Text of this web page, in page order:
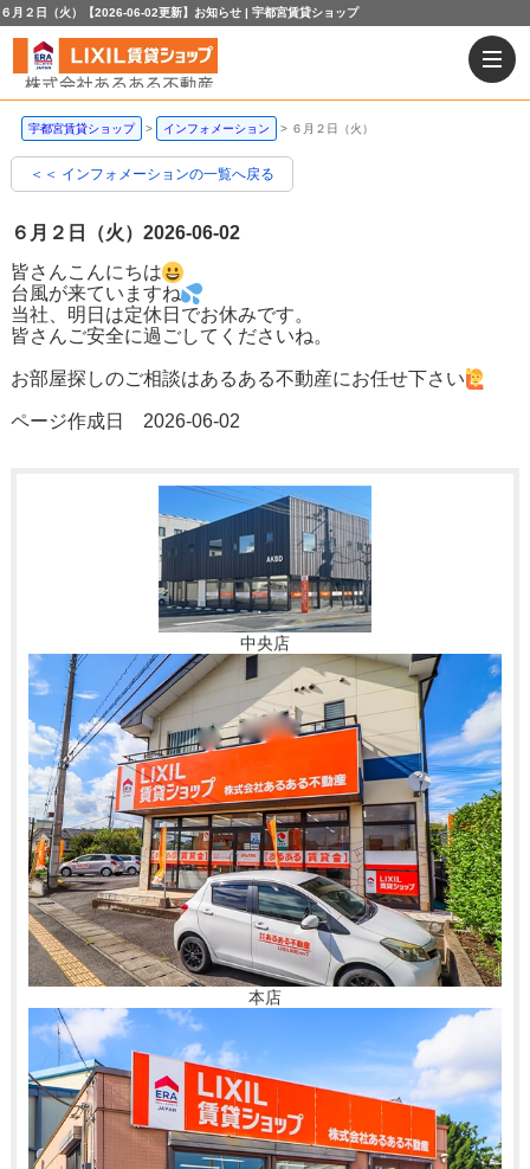
６月２日（火）【2026-06-02更新】お知らせ | 宇都宮賃貸ショップ
宇都宮賃貸ショップ インフォメーション ６月２日（火）
＜＜ インフォメーションの一覧へ戻る
６月２日（火） 2026-06-02
皆さんこんにちは
台風が来ていますね
当社、明日は定休日でお休みです。
皆さんご安全に過ごしてくださいね。
お部屋探しのご相談はあるある不動産にお任せ下さい
ページ作成日 2026-06-02
中央店
本店